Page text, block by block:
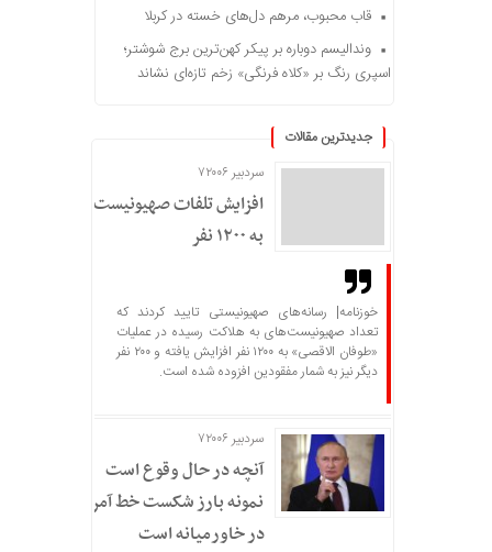
قاب محبوب، مرهم دل‌های خسته در کربلا
وندالیسم دوباره بر پیکر کهن‌ترین برج شوشتر؛
اسپری رنگ بر «کلاه فرنگی» زخم تازه‌ای نشاند
جدیدترین مقالات
سردبیر ۷۲۰۰۶
افزایش تلفات صهیونیست‌ها
به ۱۲۰۰ نفر
خوزنامه| رسانه‌های صهیونیستی تایید کردند که
تعداد صهیونیست‌های به هلاکت رسیده در عملیات
«طوفان الاقصی» به ۱۲۰۰ نفر افزایش یافته و ۲۰۰ نفر
دیگر نیز به شمار مفقودین افزوده شده است.
سردبیر ۷۲۰۰۶
آنچه در حال وقوع است
نمونه بارز شکست خط آمریکا
در خاورمیانه است